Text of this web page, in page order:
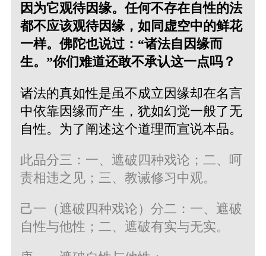
因为它观待因缘。任何不存在自性的法
都不应该观待因缘，如同虚空中的鲜花
一样。佛陀也说过：“诸法自因缘而
生。”你们难道还敢不承认这一点吗？
诸法的真如性是虽不成立因缘却在名言
中依靠因缘而产生，犹如幻觉一般了无
自性。为了阐述这个道理而宣说本品。
此品分三：一、遮破四种戏论；二、呵
责相违之见；三、教诫修习中观。
己一（遮破四种戏论）分二：一、遮破
自性与他性；二、遮破有实与无实。